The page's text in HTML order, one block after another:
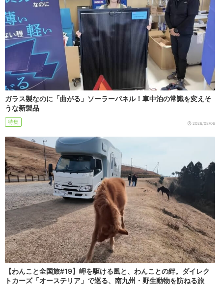
ガラス製なのに「曲がる」ソーラーパネル！車中泊の常識を変えそ
うな新製品
特集 2026/08/06
【わんこと全国旅#19】岬を駆ける風と、わんことの絆。ダイレク
トカーズ「オーステリア」で巡る、南九州・野生動物を訪ねる旅